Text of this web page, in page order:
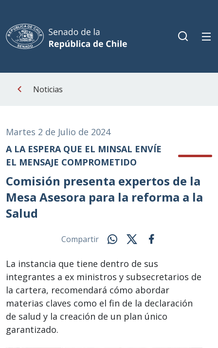
Noticias
Martes 2 de Julio de 2024
A LA ESPERA QUE EL MINSAL ENVÍE
EL MENSAJE COMPROMETIDO
Comisión presenta expertos de la
Mesa Asesora para la reforma a la
Salud
Compartir
La instancia que tiene dentro de sus
integrantes a ex ministros y subsecretarios de
la cartera, recomendará cómo abordar
materias claves como el fin de la declaración
de salud y la creación de un plan único
garantizado.